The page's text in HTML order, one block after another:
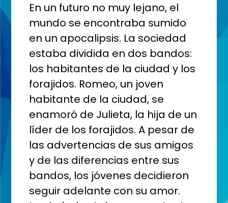
En un futuro no muy lejano, el
mundo se encontraba sumido
en un apocalipsis. La sociedad
estaba dividida en dos bandos:
los habitantes de la ciudad y los
forajidos. Romeo, un joven
habitante de la ciudad, se
enamoró de Julieta, la hija de un
líder de los forajidos. A pesar de
las advertencias de sus amigos
y de las diferencias entre sus
bandos, los jóvenes decidieron
seguir adelante con su amor.